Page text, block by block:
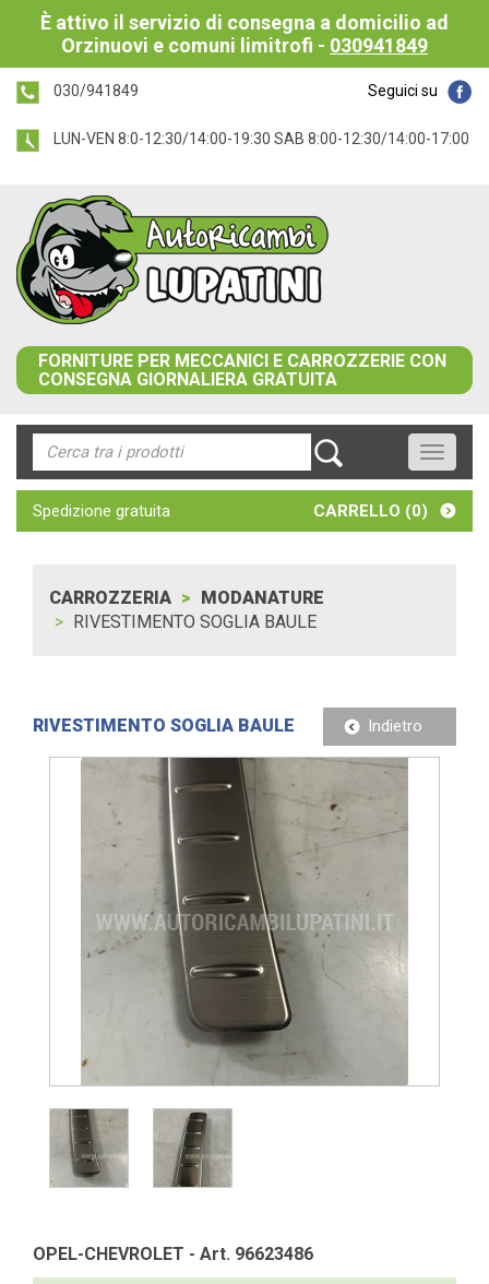
È attivo il servizio di consegna a domicilio ad
Orzinuovi e comuni limitrofi - 030941849
Seguici su
030/941849
LUN-VEN 8:0-12:30/14:00-19:30 SAB 8:00-12:30/14:00-17:00
FORNITURE PER MECCANICI E CARROZZERIE CON
CONSEGNA GIORNALIERA GRATUITA
Toggle
Spedizione gratuita CARRELLO (0)
CARROZZERIA
MODANATURE
RIVESTIMENTO SOGLIA BAULE
Indietro
RIVESTIMENTO SOGLIA BAULE
OPEL-CHEVROLET - Art. 96623486